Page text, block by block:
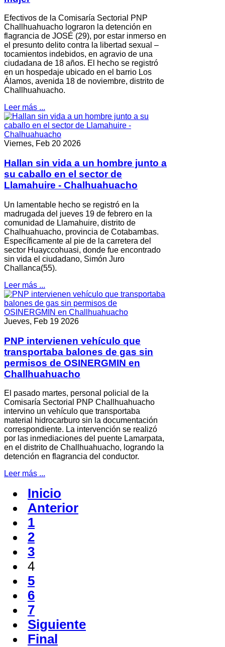
Efectivos de la Comisaría Sectorial PNP
Challhuahuacho lograron la detención en
flagrancia de JOSÉ (29), por estar inmerso en
el presunto delito contra la libertad sexual –
tocamientos indebidos, en agravio de una
ciudadana de 18 años. El hecho se registró
en un hospedaje ubicado en el barrio Los
Álamos, avenida 18 de noviembre, distrito de
Challhuahuacho.
Leer más ...
Viernes, Feb 20 2026
Hallan sin vida a un hombre junto a
su caballo en el sector de
Llamahuire - Chalhuahuacho
Un lamentable hecho se registró en la
madrugada del jueves 19 de febrero en la
comunidad de Llamahuire, distrito de
Chalhuahuacho, provincia de Cotabambas.
Específicamente al pie de la carretera del
sector Huayccohuasi, donde fue encontrado
sin vida el ciudadano, Simón Juro
Challanca(55).
Leer más ...
Jueves, Feb 19 2026
PNP intervienen vehículo que
transportaba balones de gas sin
permisos de OSINERGMIN en
Challhuahuacho
El pasado martes, personal policial de la
Comisaría Sectorial PNP Challhuahuacho
intervino un vehículo que transportaba
material hidrocarburo sin la documentación
correspondiente. La intervención se realizó
por las inmediaciones del puente Lamarpata,
en el distrito de Challhuahuacho, logrando la
detención en flagrancia del conductor.
Leer más ...
Inicio
Anterior
1
2
3
4
5
6
7
Siguiente
Final